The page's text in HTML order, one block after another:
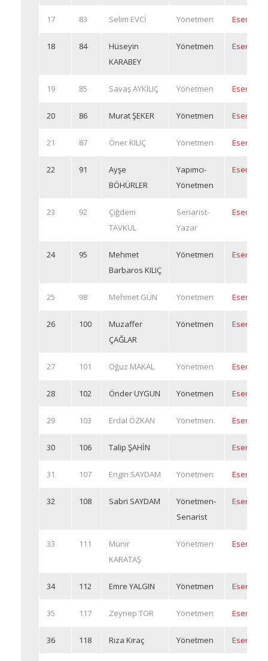
17 83 Selim EVCİ Yönetmen Eserleri
18 84
Hüseyin
KARABEY
Yönetmen Eserleri
19 85 Savaş AYKILIÇ Yönetmen Eserleri
20 86 Murat ŞEKER Yönetmen Eserleri
21 87 Öner KILIÇ Yönetmen Eserleri
22 91
Ayşe
BÖHÜRLER
Yapımcı-
Yönetmen
Eserleri
23 92
Çiğdem
TAVKUL
Senarist-
Yazar
Eserleri
24 95
Mehmet
Barbaros KILIÇ
Yönetmen Eserleri
25 98 Mehmet GÜN Yönetmen Eserleri
26 100
Muzaffer
ÇAĞLAR
Yönetmen Eserleri
27 101 Oğuz MAKAL Yönetmen Eserleri
28 102 Önder UYGUN Yönetmen Eserleri
29 103 Erdal ÖZKAN Yönetmen Eserleri
30 106 Talip ŞAHİN Eserleri
31 107 Engin SAYDAM Yönetmen Eserleri
32 108 Sabri SAYDAM
Yönetmen-
Senarist
Eserleri
33 111
Münir
KARATAŞ
Yönetmen Eserleri
34 112 Emre YALGIN Yönetmen Eserleri
35 117 Zeynep TOR Yönetmen Eserleri
36 118 Rıza Kıraç Yönetmen Eserleri